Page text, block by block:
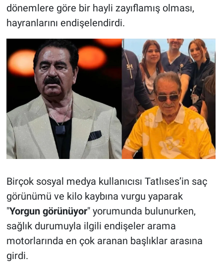
dönemlere göre bir hayli zayıflamış olması,
hayranlarını endişelendirdi.
Birçok sosyal medya kullanıcısı Tatlıses’in saç
görünümü ve kilo kaybına vurgu yaparak
"Yorgun görünüyor" yorumunda bulunurken,
sağlık durumuyla ilgili endişeler arama
motorlarında en çok aranan başlıklar arasına
girdi.